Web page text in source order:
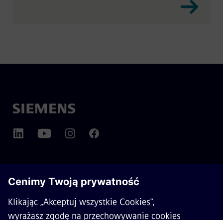
O SIEMENS MOBILITY